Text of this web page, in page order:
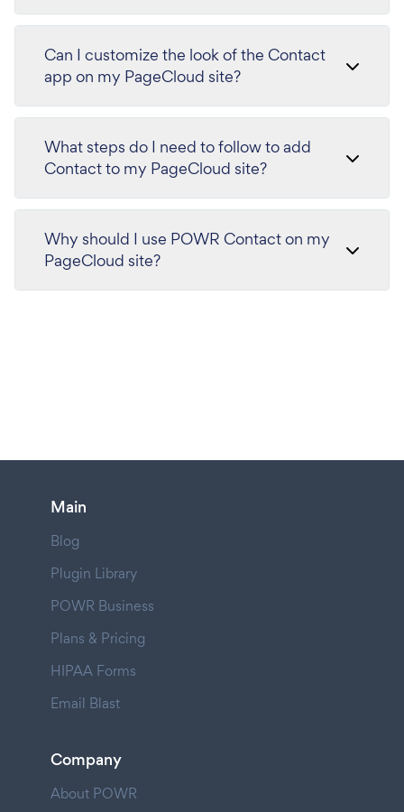
Can I customize the look of the Contact
app on my PageCloud site?
What steps do I need to follow to add
Contact to my PageCloud site?
Why should I use POWR Contact on my
PageCloud site?
Main
Blog
Plugin Library
POWR Business
Plans & Pricing
HIPAA Forms
Email Blast
Company
About POWR